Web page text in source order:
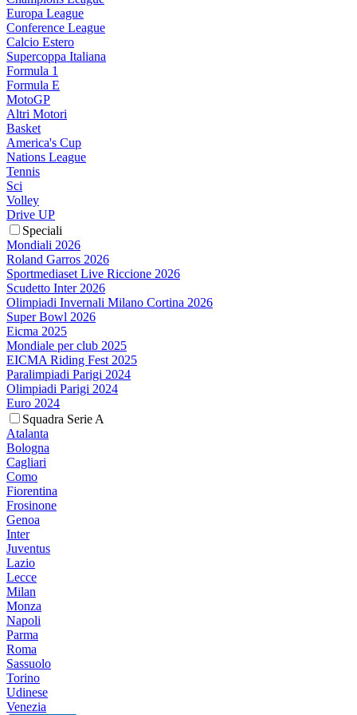
Europa League
Conference League
Calcio Estero
Supercoppa Italiana
Formula 1
Formula E
MotoGP
Altri Motori
Basket
America's Cup
Nations League
Tennis
Sci
Volley
Drive UP
Speciali
Mondiali 2026
Roland Garros 2026
Sportmediaset Live Riccione 2026
Scudetto Inter 2026
Olimpiadi Invernali Milano Cortina 2026
Super Bowl 2026
Eicma 2025
Mondiale per club 2025
EICMA Riding Fest 2025
Paralimpiadi Parigi 2024
Olimpiadi Parigi 2024
Euro 2024
Squadra Serie A
Atalanta
Bologna
Cagliari
Como
Fiorentina
Frosinone
Genoa
Inter
Juventus
Lazio
Lecce
Milan
Monza
Napoli
Parma
Roma
Sassuolo
Torino
Udinese
Venezia